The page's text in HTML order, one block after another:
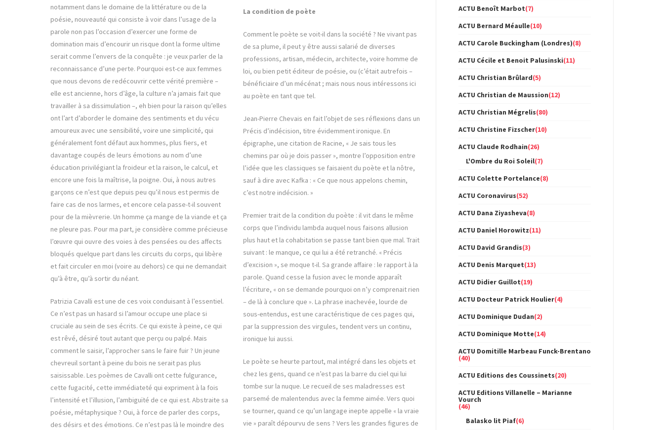
notamment dans le domaine de la littérature ou de la
poésie, nouveauté qui consiste à voir dans l’usage de la
parole non pas l’occasion d’exercer une forme de
domination mais d’encourir un risque dont la forme ultime
serait comme l’envers de la conquête : je veux parler de la
reconnaissance d’une perte. Pourquoi est-ce aux femmes
que nous devons de redécouvrir cette vérité première –
elle est ancienne, hors d’âge, la culture n’a jamais fait que
travailler à sa dissimulation –, eh bien pour la raison qu’elles
ont l’art d’aborder le domaine des sentiments et du vécu
amoureux avec une sensibilité, voire une simplicité, qui
généralement font défaut aux hommes, plus fiers, et
davantage coupés de leurs émotions au nom d’une
éducation privilégiant la froideur et la raison, le calcul, et
encore une fois la maîtrise, la poigne. Oui, à nous autres
garçons ce n’est que depuis peu qu’il nous est permis de
faire cas de nos larmes, et encore cela passe-t-il souvent
pour de la mièvrerie. Un homme ça mange de la viande et ça
ne pleure pas. Pour ma part, je considère comme précieuse
l’œuvre qui ouvre des voies à des pensées ou des affects
bloqués quelque part dans les circuits du corps, qui libère
et fait circuler en moi (voire au dehors) ce qui ne demandait
qu’à être, qu’à sortir du néant.
Patrizia Cavalli est une de ces voix conduisant à l’essentiel.
Ce n’est pas un hasard si l’amour occupe une place si
cruciale au sein de ses écrits. Ce qui existe à peine, ce qui
est rêvé, désiré tout autant que perçu ou palpé. Mais
comment le saisir, l’approcher sans le faire fuir ? Un jeune
chevreuil sortant à peine du bois ne serait pas plus
saisissable. Les poèmes de Cavalli ont cette fulgurance,
cette fugacité, cette immédiateté qui expriment à la fois
l’intensité et l’illusion, l’ambiguïté de ce qui est. Abstraite sa
poésie, métaphysique ? Oui, à force de parler des corps,
des désirs et des émotions. Ce n’est pas là le moindre des
La condition de poète
Comment le poète se voit-il dans la société ? Ne vivant pas
de sa plume, il peut y être aussi salarié de diverses
professions, artisan, médecin, architecte, voire homme de
loi, ou bien petit éditeur de poésie, ou (c’était autrefois –
bénéficiaire d’un mécénat ; mais nous nous intéressons ici
au poète en tant que tel.
Jean-Pierre Chevais en fait l’objet de ses réflexions dans un
Précis d’indécision, titre évidemment ironique. En
épigraphe, une citation de Racine, « Je sais tous les
chemins par où je dois passer », montre l’opposition entre
l’idée que les classiques se faisaient du poète et la nôtre,
sauf à dire avec Kafka : « Ce que nous appelons chemin,
c’est notre indécision. »
Premier trait de la condition du poète : il vit dans le même
corps que l’individu lambda auquel nous faisons allusion
plus haut et la cohabitation se passe tant bien que mal. Trait
suivant : le manque, ce qui lui a été retranché. « Précis
d’excision », se moque t-il. Sa grande affaire : le rapport à la
parole. Quand cesse la fusion avec le monde apparaît
l’écriture, « on se demande pourquoi on n’y comprenait rien
– de là à conclure que ». La phrase inachevée, lourde de
sous-entendus, est une caractéristique de ces pages qui,
par la suppression des virgules, tendent vers un continu,
ironique lui aussi.
Le poète se heurte partout, mal intégré dans les objets et
chez les gens, quand ce n’est pas la barre du ciel qui lui
tombe sur la nuque. Le recueil de ses maladresses est
parsemé de malentendus avec la femme aimée. Vers quoi
se tourner, quand ce qu’un langage inepte appelle « la vraie
vie » paraît dépourvu de sens ? Vers les grandes figures de
ACTU Benoît Marbot(7)
ACTU Bernard Méaulle(10)
ACTU Carole Buckingham (Londres)(8)
ACTU Cécile et Benoit Palusinski(11)
ACTU Christian Brûlard(5)
ACTU Christian de Maussion(12)
ACTU Christian Mégrelis(80)
ACTU Christine Fizscher(10)
ACTU Claude Rodhain(26)
L'Ombre du Roi Soleil(7)
ACTU Colette Portelance(8)
ACTU Coronavirus(52)
ACTU Dana Ziyasheva(8)
ACTU Daniel Horowitz(11)
ACTU David Grandis(3)
ACTU Denis Marquet(13)
ACTU Didier Guillot(19)
ACTU Docteur Patrick Houlier(4)
ACTU Dominique Dudan(2)
ACTU Dominique Motte(14)
ACTU Domitille Marbeau Funck-Brentano
(40)
ACTU Editions des Coussinets(20)
ACTU Editions Villanelle – Marianne
Vourch
(46)
Balasko lit Piaf(6)